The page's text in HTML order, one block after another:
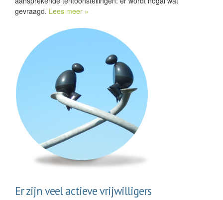
gevraagd. Lees meer »
Er zijn veel actieve vrijwilligers